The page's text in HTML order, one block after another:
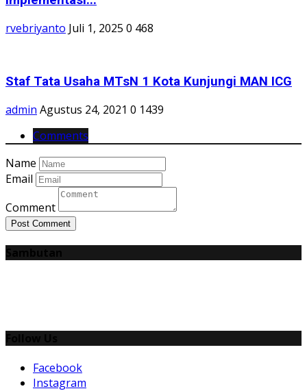
rvebriyanto Juli 1, 2025 0 468
Staf Tata Usaha MTsN 1 Kota Kunjungi MAN ICG
admin Agustus 24, 2021 0 1439
Comments
Name
Email
Comment
Post Comment
Facebook
Instagram